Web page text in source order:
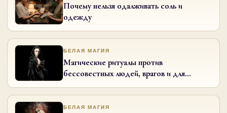
Почему нельзя одалживать соль и
одежду
БЕЛАЯ МАГИЯ
Магические ритуалы против
бессовестных людей, врагов и для
БЕЛАЯ МАГИЯ